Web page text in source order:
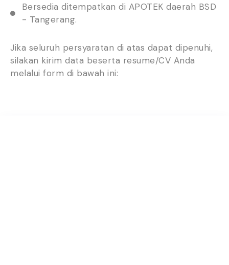
Bersedia ditempatkan di APOTEK daerah BSD
- Tangerang.
Jika seluruh persyaratan di atas dapat dipenuhi,
silakan kirim data beserta resume/CV Anda
melalui form di bawah ini: